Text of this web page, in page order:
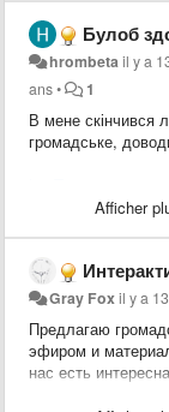
время и дни
Шаблон:
1. Имя или ник -
2. Профессиия -
3. Чем хотите
Булоб
hrombetail y a
ans• 1
В мене скінчився
громадське,
Afficher
Gray Foxil y a
Предлагаю
эфиром и
нас есть